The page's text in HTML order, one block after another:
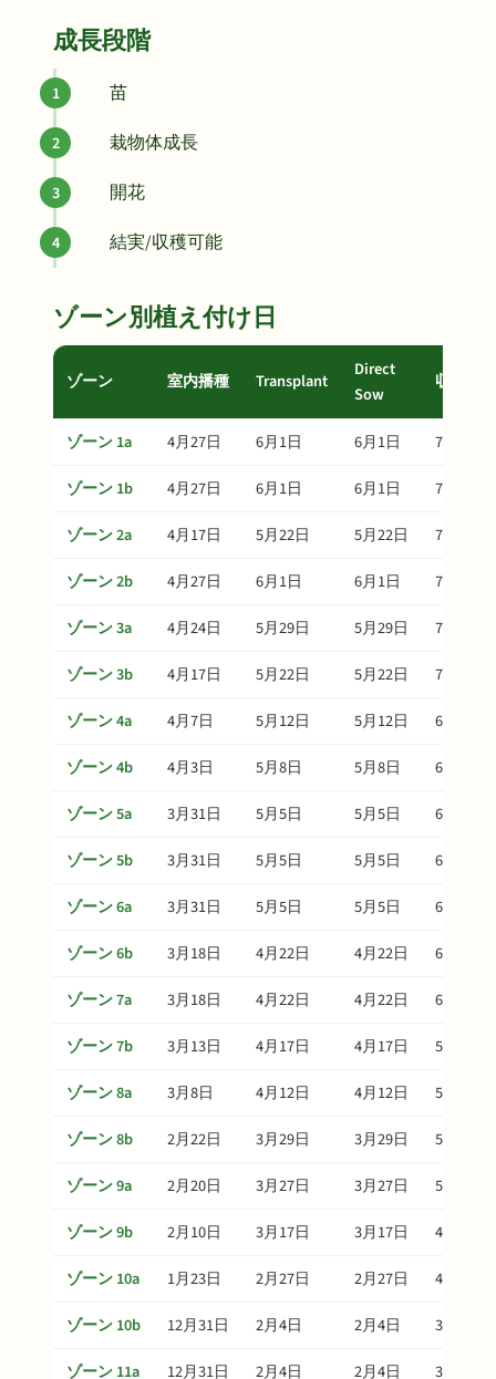
成長段階
苗
栽物体成長
開花
結実/収穫可能
ゾーン別植え付け日
ゾーン 室内播種 Transplant
Direct
Sow
収穫
ゾーン 1a 4月27日 6月1日 6月1日
7月11日
ゾーン 1b
4月27日 6月1日 6月1日
7月11日
ゾーン 2a
4月17日 5月22日 5月22日
7月1日
ゾーン 2b
4月27日 6月1日 6月1日
7月11日
ゾーン 3a
4月24日 5月29日 5月29日
7月8日
ゾーン 3b
4月17日 5月22日 5月22日
7月1日
ゾーン 4a
4月7日 5月12日 5月12日
6月21日
ゾーン 4b
4月3日 5月8日 5月8日
6月17日
ゾーン 5a
3月31日 5月5日 5月5日
6月14日
ゾーン 5b
3月31日 5月5日 5月5日
6月14日
ゾーン 6a
3月31日 5月5日 5月5日
6月14日
ゾーン 6b
3月18日 4月22日 4月22日
6月1日
ゾーン 7a
3月18日 4月22日 4月22日
6月1日
ゾーン 7b
3月13日 4月17日 4月17日
5月27日
ゾーン 8a
3月8日 4月12日 4月12日
5月22日
ゾーン 8b
2月22日 3月29日 3月29日
5月8日
ゾーン 9a
2月20日 3月27日 3月27日
5月6日
ゾーン 9b
2月10日 3月17日 3月17日
4月26日
ゾーン 10a
1月23日 2月27日 2月27日
4月8日
ゾーン 10b
12月31日 2月4日 2月4日
3月16日
ゾーン 11a
12月31日 2月4日 2月4日 3月16日